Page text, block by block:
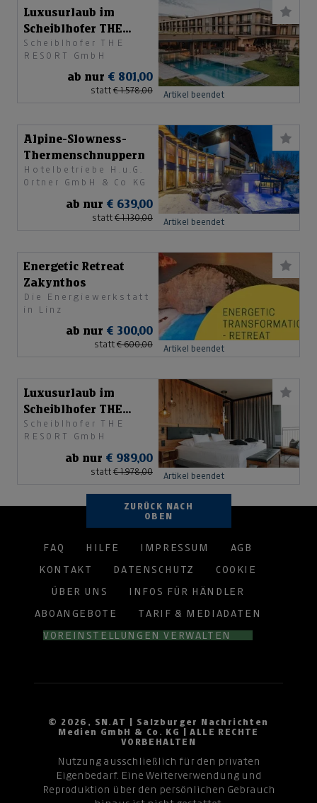
Luxusurlaub im
Scheiblhofer THE
RESORT
Scheiblhofer THE
RESORT GmbH
ab nur € 801,00
statt € 1.578,00 Artikel beendet
Alpine-Slowness-
Thermenschnuppern
Hotelbetriebe H.u.G.
Ortner GmbH & Co KG
ab nur € 639,00
statt € 1.130,00 Artikel beendet
Energetic Retreat
Zakynthos
Die Energiewerkstatt
in Linz
ab nur € 300,00
statt € 600,00 Artikel beendet
Luxusurlaub im
Scheiblhofer THE
RESORT
Scheiblhofer THE
RESORT GmbH
ab nur € 989,00
statt € 1.978,00 Artikel beendet
ZURÜCK NACH
OBEN
© 2026, SN.AT | Salzburger Nachrichten
Medien GmbH & Co. KG | ALLE RECHTE
VORBEHALTEN
Nutzung ausschließlich für den privaten
Eigenbedarf. Eine Weiterverwendung und
Reproduktion über den persönlichen Gebrauch
FAQ HILFE IMPRESSUM AGB
KONTAKT DATENSCHUTZ COOKIE
ÜBER UNS INFOS FÜR HÄNDLER
ABOANGEBOTE TARIF & MEDIADATEN
VOREINSTELLUNGEN VERWALTEN